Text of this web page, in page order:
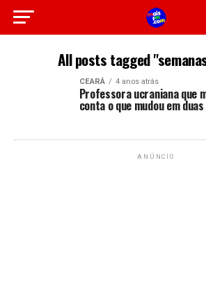
All posts tagged
CEARÁ 4 anos atrás
Professora ucraniana que
conta o que mudou em
ANÚNCIO